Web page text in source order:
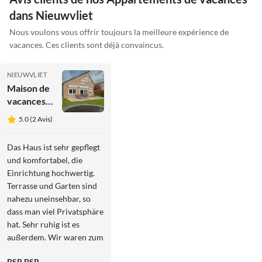
dans Nieuwvliet
Nous voulons vous offrir toujours la meilleure expérience de
vacances. Ces clients sont déjà convaincus.
NIEUWVLIET
Maison de
vacances
Rivage 37
5.0 (2 Avis)
Das Haus ist sehr gepflegt
und komfortabel, die
Einrichtung hochwertig.
Terrasse und Garten sind
nahezu uneinsehbar, so
dass man viel Privatsphäre
hat. Sehr ruhig ist es
außerdem. Wir waren zum